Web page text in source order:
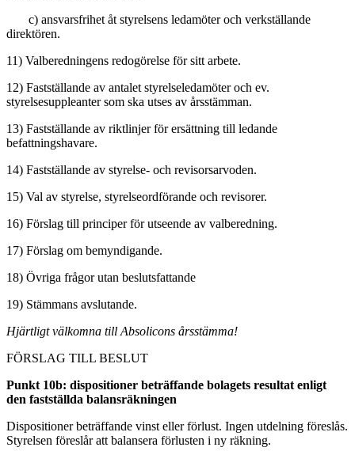
c) ansvarsfrihet åt styrelsens ledamöter och verkställande
direktören.
11) Valberedningens redogörelse för sitt arbete.
12) Fastställande av antalet styrelseledamöter och ev.
styrelsesuppleanter som ska utses av årsstämman.
13) Fastställande av riktlinjer för ersättning till ledande
befattningshavare.
14) Fastställande av styrelse- och revisorsarvoden.
15) Val av styrelse, styrelseordförande och revisorer.
16) Förslag till principer för utseende av valberedning.
17) Förslag om bemyndigande.
18) Övriga frågor utan beslutsfattande
19) Stämmans avslutande.
Hjärtligt välkomna till Absolicons årsstämma!
FÖRSLAG TILL BESLUT
Punkt 10b: dispositioner beträffande bolagets resultat enligt
den fastställda balansräkningen
Dispositioner beträffande vinst eller förlust. Ingen utdelning föreslås.
Styrelsen föreslår att balansera förlusten i ny räkning.